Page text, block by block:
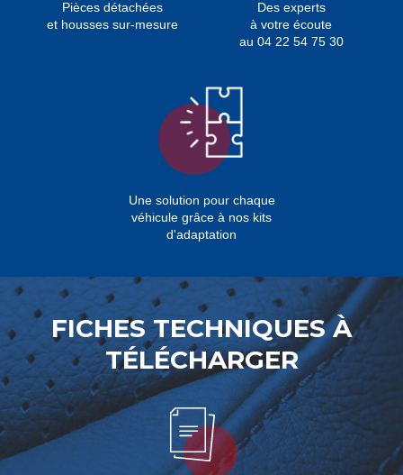
Pièces détachées
et housses sur-mesure
Des experts
à votre écoute
au 04 22 54 75 30
Une solution pour chaque
véhicule grâce à nos kits
d'adaptation
FICHES TECHNIQUES À
TÉLÉCHARGER